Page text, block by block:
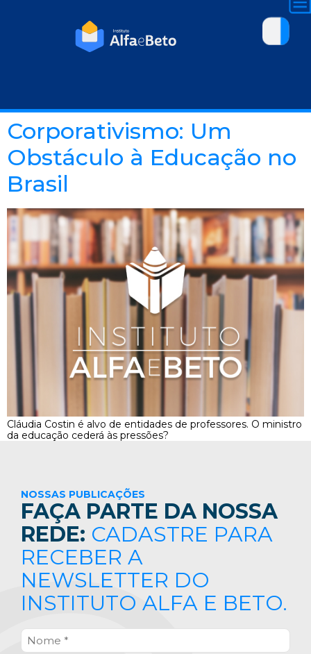
Corporativismo: Um
Obstáculo à Educação no
Brasil
Cláudia Costin é alvo de entidades de professores. O ministro
da educação cederá às pressões?
NOSSAS PUBLICAÇÕES
FAÇA PARTE DA NOSSA
REDE: CADASTRE PARA
RECEBER A
NEWSLETTER DO
INSTITUTO ALFA E BETO.